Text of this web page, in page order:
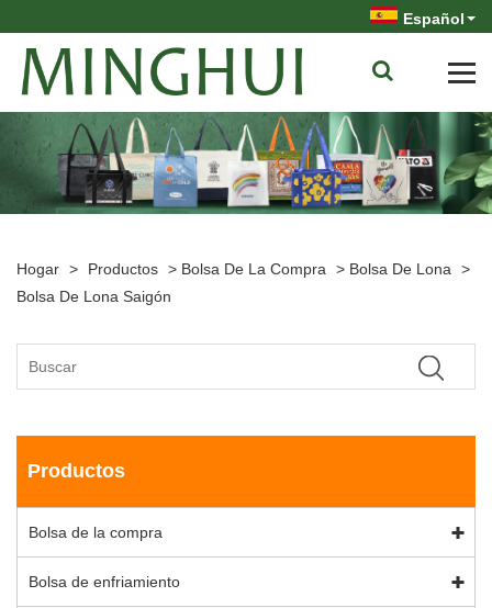
Español
Hogar > Productos > Bolsa De La Compra > Bolsa De Lona >
Bolsa De Lona Saigón
Productos
Bolsa de la compra
Bolsa de enfriamiento